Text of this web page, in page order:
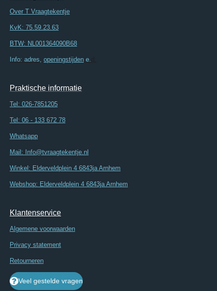
Over T Vraagtekentje
KvK: 75.59.23.63
BTW: NL001364090B68
Info: adres, openingstijden e.
Praktische informatie
Tel: 026-7851205
Tel: 06 - 133 672 78
Whatsapp
Mail: Info@tvraagtekentje.nl
Winkel: Elderveldplein 4 6843ja Arnhem
Webshop: Elderveldplein 4 6843ja Arnhem
Klantenservice
Algemene voorwaarden
Privacy statement
Retourneren
Veel gestelde vragen